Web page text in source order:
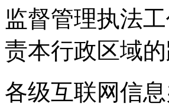
监督管理执法
责本行政区域
各级互联网信